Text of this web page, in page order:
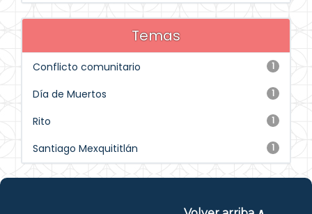
Temas
1
Conflicto comunitario
1
Día de Muertos
1
Rito
1
Santiago Mexquititlán